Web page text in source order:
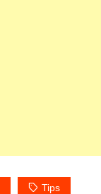
Tips